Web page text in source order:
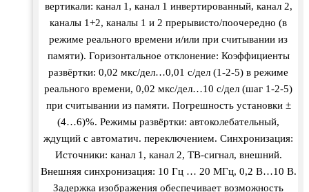
вертикали: канал 1, канал 1 инвертированный, канал 2,
каналы 1+2, каналы 1 и 2 прерывисто/поочередно (в
режиме реального времени и/или при считывании из
памяти). Горизонтальное отклонение: Коэффициенты
развёртки: 0,02 мкс/дел…0,01 с/дел (1-2-5) в режиме
реального времени, 0,02 мкс/дел…10 с/дел (шаг 1-2-5)
при считывании из памяти. Погрешность установки ±
(4…6)%. Режимы развёртки: автоколебательный,
ждущий с автоматич. переключением. Синхронизация:
Источники: канал 1, канал 2, ТВ-сигнал, внешний.
Внешняя синхронизация: 10 Гц … 20 МГц, 0,2 В…10 В.
Задержка изображения обеспечивает возможность